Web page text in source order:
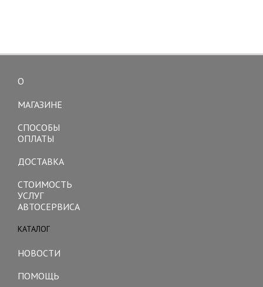
О
МАГАЗИНЕ
СПОСОБЫ
ОПЛАТЫ
ДОСТАВКА
СТОИМОСТЬ
УСЛУГ
АВТОСЕРВИСА
КАТАЛОГ
НОВОСТИ
ПОМОЩЬ